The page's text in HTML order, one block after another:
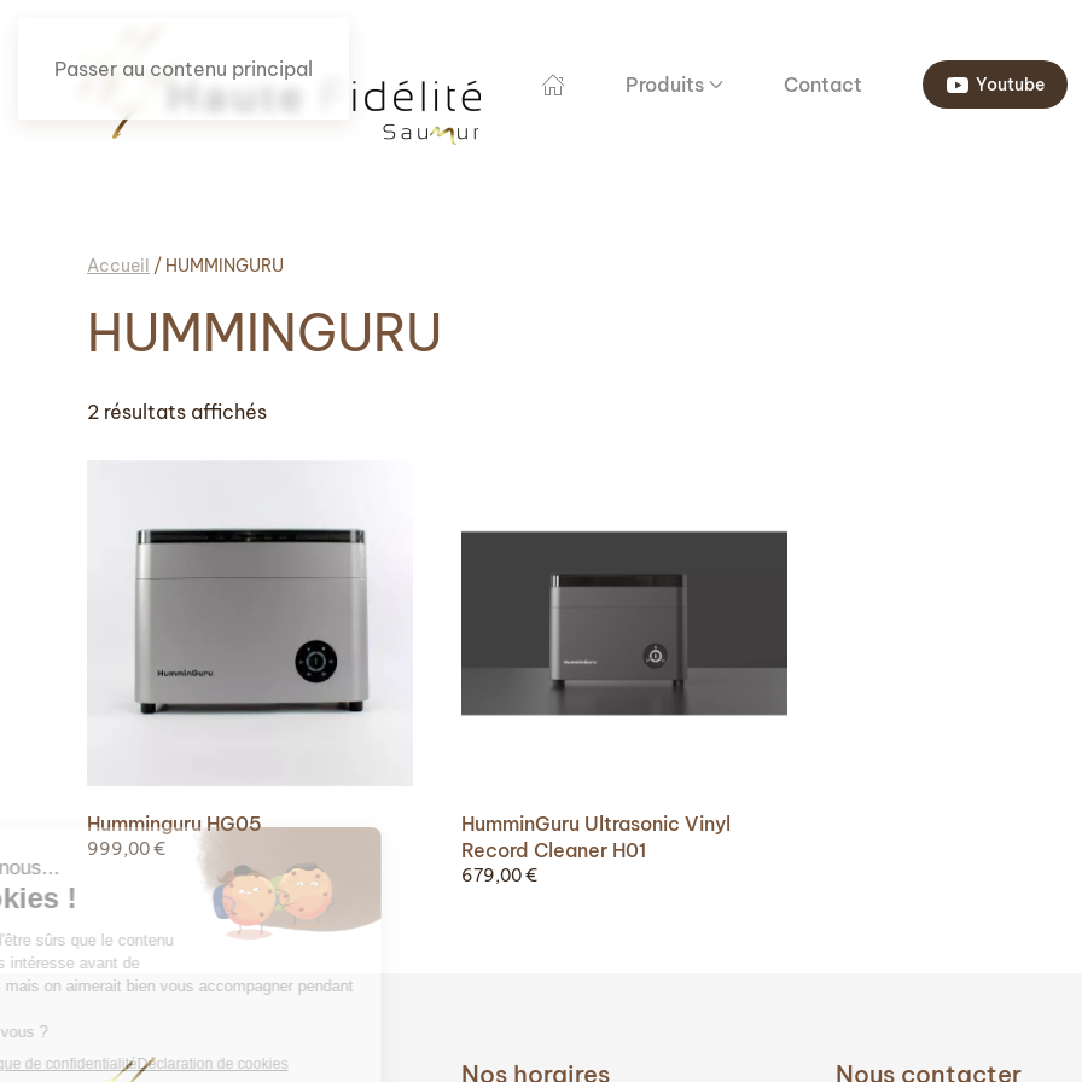
Passer au contenu principal
Produits Contact Youtube
Accueil / HUMMINGURU
HUMMINGURU
2 résultats affichés
Humminguru HG05
999,00€
HumminGuru Ultrasonic Vinyl
Record Cleaner H01
679,00€
Nos horaires Nous contacter